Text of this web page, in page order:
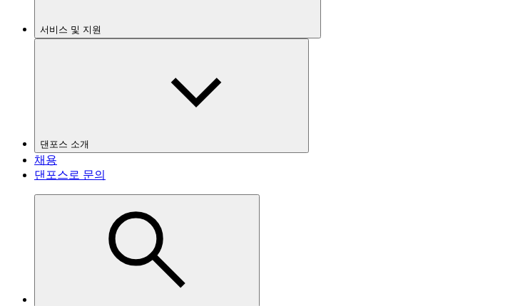
서비스 및 지원
댄포스 소개
채용
댄포스로 문의